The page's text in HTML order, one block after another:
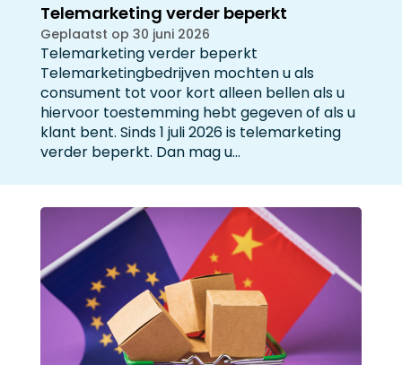
Telemarketing verder beperkt
Geplaatst op 30 juni 2026
Telemarketing verder beperkt
Telemarketingbedrijven mochten u als
consument tot voor kort alleen bellen als u
hiervoor toestemming hebt gegeven of als u
klant bent. Sinds 1 juli 2026 is telemarketing
verder beperkt. Dan mag u…